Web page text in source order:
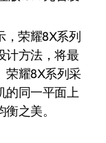
荣耀8X系列
计方法，将最
荣耀8X系列采
的同一平面上
之美。